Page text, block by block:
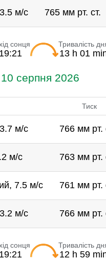
м/с 765 мм рт. ст.
сонця
19:21
Тривалість
13 h 01
10 серпня 2026
Тиск
м/с 766 мм рт.
м/с 763 мм рт.
7.5 м/с 761 мм рт.
м/с 766 мм рт.
сонця
19:21
Тривалість
12 h 59